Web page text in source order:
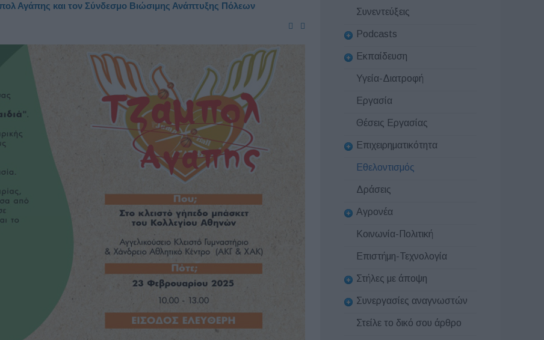
Αγάπης και τον Σύνδεσμο Βιώσιμης Ανάπτυξης Πόλεων
Συνεντεύξεις
Podcasts
Εκπαίδευση
Υγεία-Διατροφή
Εργασία
Θέσεις Εργασίας
Επιχειρηματικότητα
Εθελοντισμός
Δράσεις
Αγρονέα
Κοινωνία-Πολιτική
Επιστήμη-Τεχνολογία
Στήλες με άποψη
Συνεργασίες αναγνωστών
Στείλε το δικό σου άρθρο